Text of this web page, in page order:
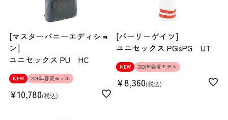
[マスターバニーエディショ
ン]
ユニセックス PU HC
NEW 2026年春夏モデル
¥10,780 税込
[パーリーゲイツ]
ユニセックス PGisPG UT
NEW 2026年春夏モデル
¥8,360 税込